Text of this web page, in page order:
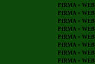
FIRMA + WEB
FIRMA + WEB
FIRMA + WEB
FIRMA + WEB
FIRMA + WEB
FIRMA + WEB
FIRMA + WEB
FIRMA + WEB